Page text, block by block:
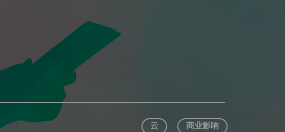
云 商业影响